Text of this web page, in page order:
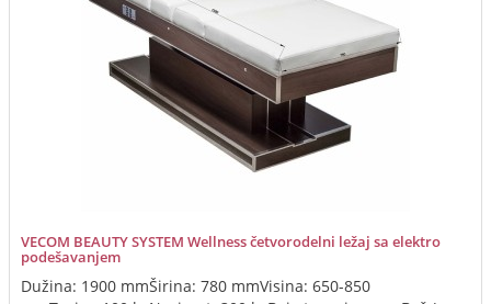
VECOM BEAUTY SYSTEM Wellness četvorodelni ležaj sa elektro
podešavanjem
Dužina: 1900 mmŠirina: 780 mmVisina: 650-850